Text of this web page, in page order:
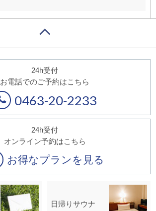
24h受付
お電話でのご予約はこちら
0463-20-2233
24h受付
オンライン予約はこちら
お得なプランを見る
日帰りサウナ